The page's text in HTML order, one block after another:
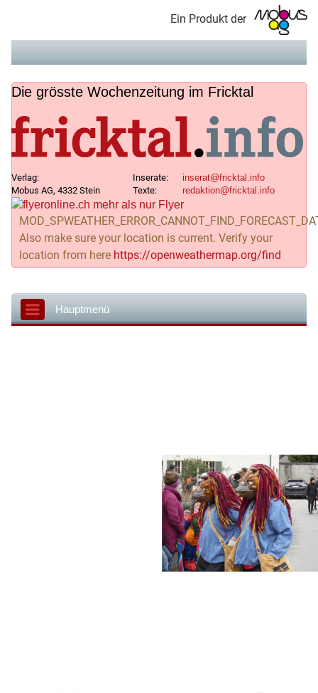
Ein Produkt der
Die grösste Wochenzeitung im Fricktal
Verlag:
Mobus AG, 4332 Stein
Inserate:
Texte:
Also make sure your location is current. Verify your
location from here https://openweathermap.org/find
Hauptmenü